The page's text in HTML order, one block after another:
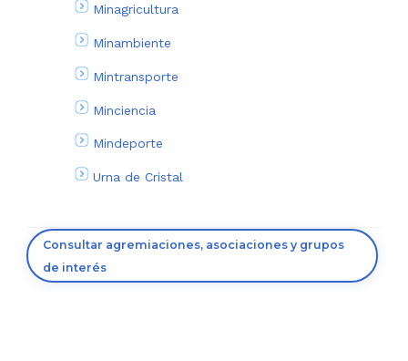
Minagricultura
Minambiente
Mintransporte
Minciencia
Mindeporte
Urna de Cristal
Consultar agremiaciones, asociaciones y grupos
de interés